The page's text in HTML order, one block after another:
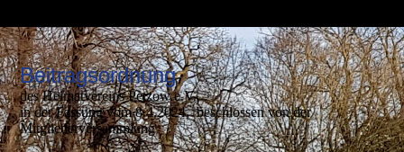
Beitragsordnung
des Heimatvereins Petzow e.V.,
in der Fassung vom 8.4.2024, beschlossen von der
Mitgliederversammlung